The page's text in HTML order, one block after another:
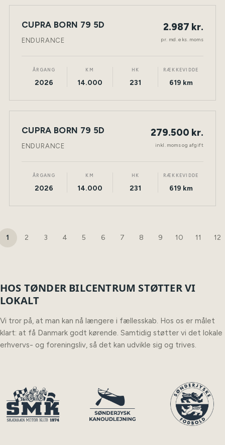
LEASING NY BIL TØNDER
CUPRA BORN 79 5D
ENDURANCE
2.987 kr.
pr. md. eks. moms
ÅRGANG
2026
KM
14.000
HK
231
RÆKKEVIDDE
619 km
NY BIL ELEKTRISK TØNDER
CUPRA BORN 79 5D
ENDURANCE
279.500 kr.
inkl. moms og afgift
ÅRGANG
2026
KM
14.000
HK
231
RÆKKEVIDDE
619 km
1 2 3 4 5 6 7 8 9 10 11 12
HOS TØNDER BILCENTRUM STØTTER VI
LOKALT
Vi tror på, at man kan nå længere i fællesskab. Hos os er målet
klart: at få Danmark godt kørende. Samtidig støtter vi det lokale
erhvervs- og foreningsliv, så det kan udvikle sig og trives.